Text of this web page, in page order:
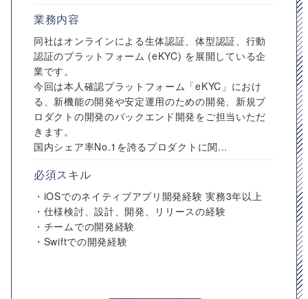
業務内容
同社はオンラインによる生体認証、体型認証、行動
認証のプラットフォーム (eKYC) を展開している企
業です。
今回は本人確認プラットフォーム「eKYC」におけ
る、新機能の開発や安定運用のための開発、新規プ
ロダクトの開発のバックエンド開発をご担当いただ
きます。
国内シェア率No.1を誇るプロダクトに関...
必須スキル
・iOSでのネイティブアプリ開発経験 実務3年以上
・仕様検討、設計、開発、リリースの経験
・チームでの開発経験
・Swiftでの開発経験